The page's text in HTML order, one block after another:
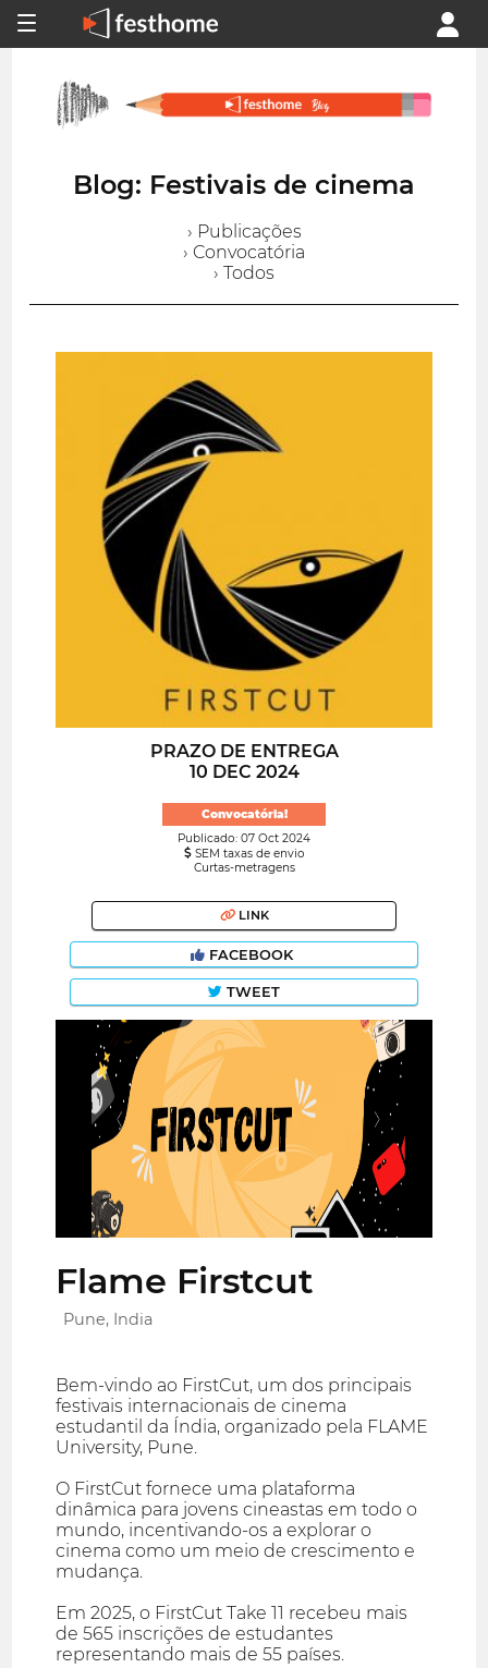
Blog: Festivais de cinema
› Publicações
› Convocatória
› Todos
PRAZO DE ENTREGA
10 DEC 2024
Convocatória!
Publicado: 07 Oct 2024
SEM taxas de envio
Curtas-metragens
LINK
FACEBOOK
TWEET
Flame Firstcut
Pune, India
Bem-vindo ao FirstCut, um dos principais
festivais internacionais de cinema
estudantil da Índia, organizado pela FLAME
University, Pune.
O FirstCut fornece uma plataforma
dinâmica para jovens cineastas em todo o
mundo, incentivando-os a explorar o
cinema como um meio de crescimento e
mudança.
Em 2025, o FirstCut Take 11 recebeu mais
de 565 inscrições de estudantes
representando mais de 55 países.